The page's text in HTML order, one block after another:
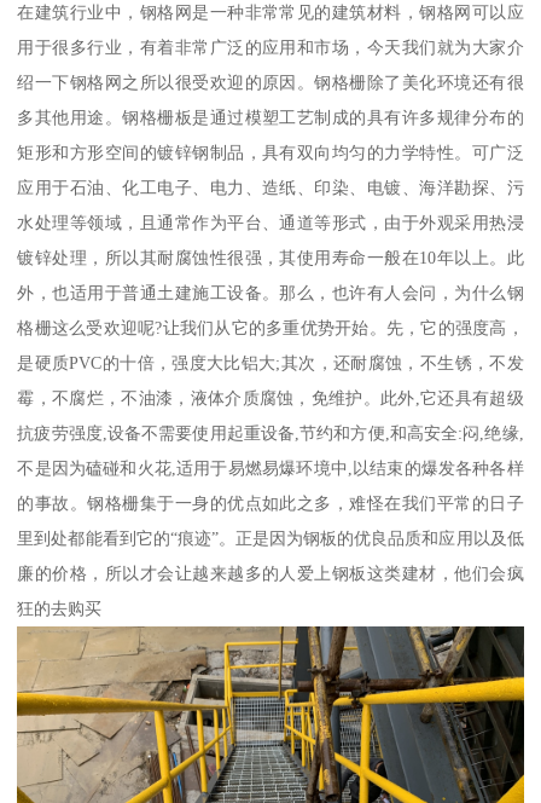
在建筑行业中，钢格网是一种非常常见的建筑材料，钢格网可以应
用于很多行业，有着非常广泛的应用和市场，今天我们就为大家介
绍一下钢格网之所以很受欢迎的原因。钢格栅除了美化环境还有很
多其他用途。钢格栅板是通过模塑工艺制成的具有许多规律分布的
矩形和方形空间的镀锌钢制品，具有双向均匀的力学特性。可广泛
应用于石油、化工电子、电力、造纸、印染、电镀、海洋勘探、污
水处理等领域，且通常作为平台、通道等形式，由于外观采用热浸
镀锌处理，所以其耐腐蚀性很强，其使用寿命一般在10年以上。此
外，也适用于普通土建施工设备。那么，也许有人会问，为什么钢
格栅这么受欢迎呢?让我们从它的多重优势开始。先，它的强度高，
是硬质PVC的十倍，强度大比铝大;其次，还耐腐蚀，不生锈，不发
霉，不腐烂，不油漆，液体介质腐蚀，免维护。此外,它还具有超级
抗疲劳强度,设备不需要使用起重设备,节约和方便,和高安全:闷,绝缘,
不是因为磕碰和火花,适用于易燃易爆环境中,以结束的爆发各种各样
的事故。钢格栅集于一身的优点如此之多，难怪在我们平常的日子
里到处都能看到它的“痕迹”。正是因为钢板的优良品质和应用以及低
廉的价格，所以才会让越来越多的人爱上钢板这类建材，他们会疯
狂的去购买